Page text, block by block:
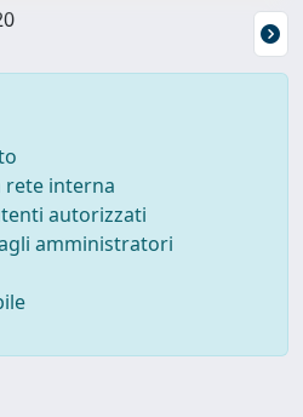
rete interna
autorizzati
amministratori